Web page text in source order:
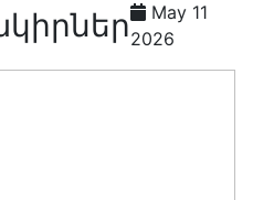
May 11
2026